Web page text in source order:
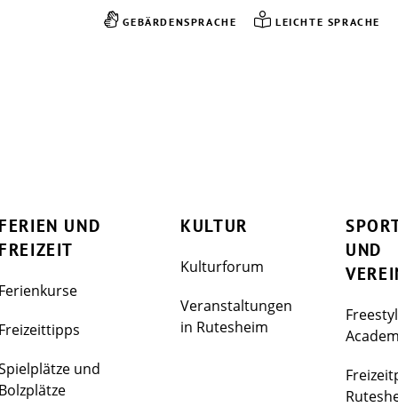
GEBÄRDENSPRACHE LEICHTE SPRACHE
FERIEN UND
FREIZEIT
Ferienkurse
Freizeittipps
und
Bolzplätze
KULTUR
Kulturforum
Veranstaltungen
in Rutesheim
UND